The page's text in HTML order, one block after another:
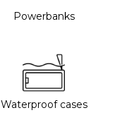
Powerbanks
Waterproof cases